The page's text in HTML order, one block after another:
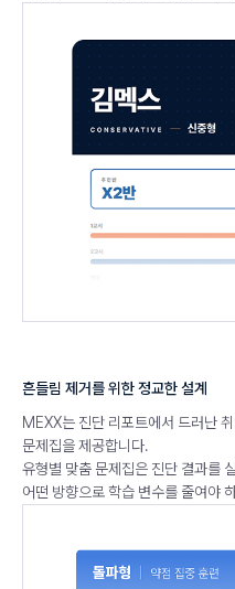
흔들림 제거를 위한 정교한 설계
MEXX는 진단 리포트에서 드러난
문제집을 제공합니다.
유형별 맞춤 문제집은 진단 결과를
어떤 방향으로 학습 변수를 줄여야